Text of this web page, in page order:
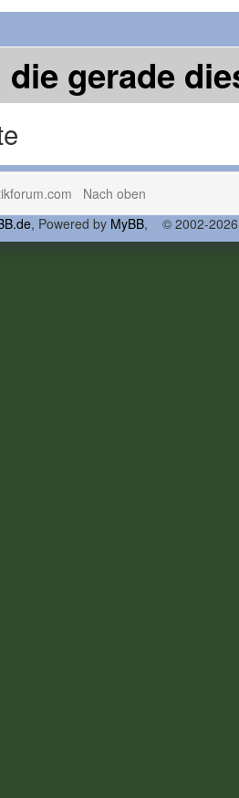
die gerade
Nach oben
, Powered by MyBB, © 2002-